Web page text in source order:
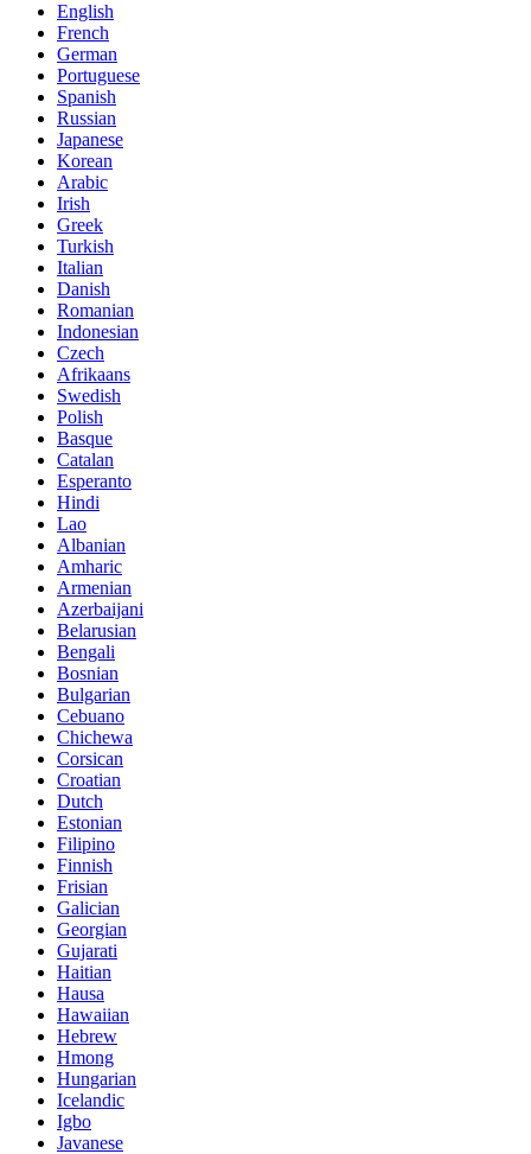
English
French
German
Portuguese
Spanish
Russian
Japanese
Korean
Arabic
Irish
Greek
Turkish
Italian
Danish
Romanian
Indonesian
Czech
Afrikaans
Swedish
Polish
Basque
Catalan
Esperanto
Hindi
Lao
Albanian
Amharic
Armenian
Azerbaijani
Belarusian
Bengali
Bosnian
Bulgarian
Cebuano
Chichewa
Corsican
Croatian
Dutch
Estonian
Filipino
Finnish
Frisian
Galician
Georgian
Gujarati
Haitian
Hausa
Hawaiian
Hebrew
Hmong
Hungarian
Icelandic
Igbo
Javanese